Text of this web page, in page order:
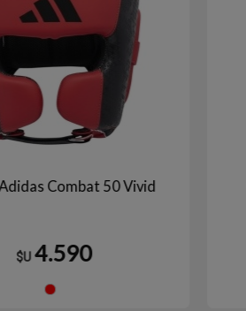
Combat 50 Vivid
$U 4.590